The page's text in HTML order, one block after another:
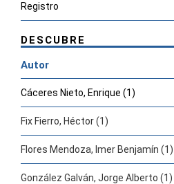
Registro
DESCUBRE
Autor
Cáceres Nieto, Enrique (1)
Fix Fierro, Héctor (1)
Flores Mendoza, Imer Benjamín (1)
González Galván, Jorge Alberto (1)